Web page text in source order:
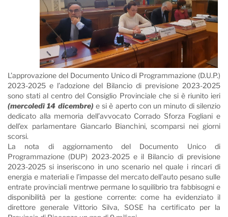
L’approvazione del Documento Unico di Programmazione (D.U.P.)
2023-2025 e l’adozione del Bilancio di previsione 2023-2025
sono stati al centro del Consiglio Provinciale che si è riunito ieri
(mercoledì 14 dicembre) e si è aperto con un minuto di silenzio
dedicato alla memoria dell’avvocato Corrado Sforza Fogliani e
dell’ex parlamentare Giancarlo Bianchini, scomparsi nei giorni
scorsi.
La nota di aggiornamento del Documento Unico di
Programmazione (DUP) 2023-2025 e il Bilancio di previsione
2023-2025 si inseriscono in uno scenario nel quale i rincari di
energia e materiali e l’impasse del mercato dell’auto pesano sulle
entrate provinciali mentrwe permane lo squilibrio tra fabbisogni e
disponibilità per la gestione corrente: come ha evidenziato il
direttore generale Vittorio Silva, SOSE ha certificato per la